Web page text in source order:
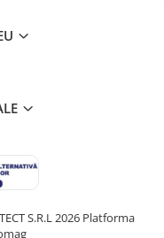
S.R.L 2026 Platforma